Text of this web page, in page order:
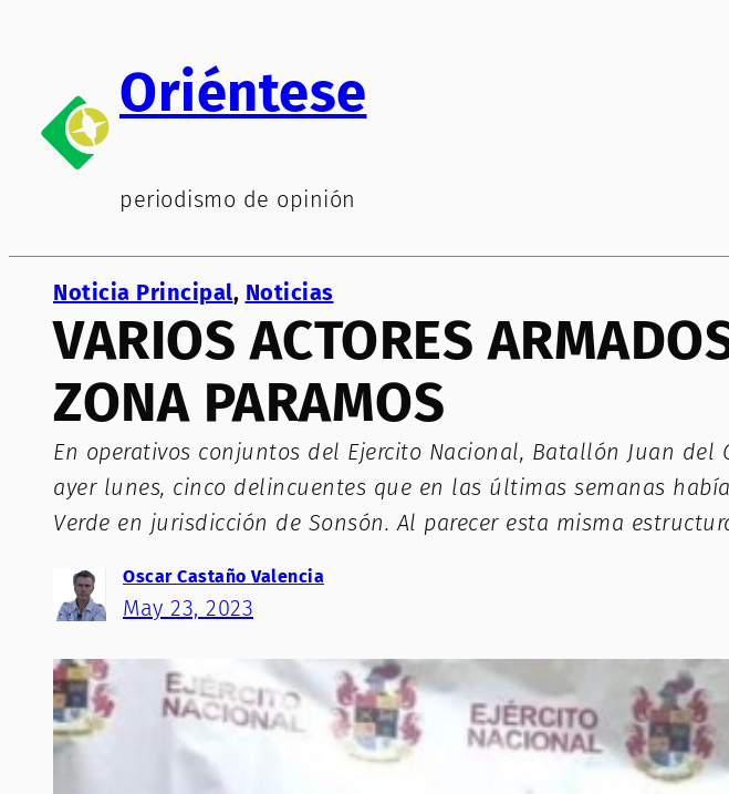
contenido
Oriéntese
periodismo de opinión
Noticia Principal, Noticias
VARIOS ACTORES
ZONA PARAMOS
En operativos conjuntos del Ejercito Nacional, Batallón Juan
ayer lunes, cinco delincuentes que en las últimas semanas
Verde en jurisdicción de Sonsón. Al parecer esta misma
Oscar Castaño Valencia
May 23, 2023